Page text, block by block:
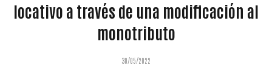
locativo a través de una modificación al
monotributo
30/05/2022